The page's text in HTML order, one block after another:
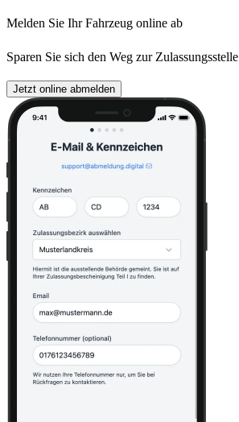
Melden Sie Ihr Fahrzeug online ab
Sparen Sie sich den Weg zur Zulassungsstelle
Jetzt online abmelden